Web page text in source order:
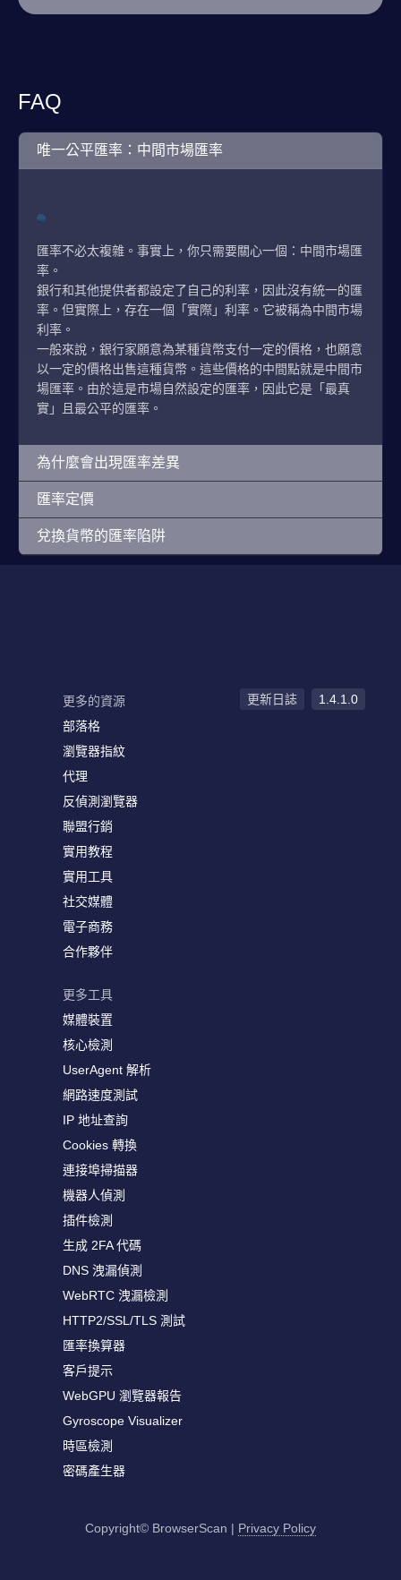
FAQ
唯一公平匯率：中間市場匯率
匯率不必太複雜。事實上，你只需要關心一個：中間市場匯
率。
銀行和其他提供者都設定了自己的利率，因此沒有統一的匯
率。但實際上，存在一個「實際」利率。它被稱為中間市場
利率。
一般來說，銀行家願意為某種貨幣支付一定的價格，也願意
以一定的價格出售這種貨幣。這些價格的中間點就是中間市
場匯率。由於這是市場自然設定的匯率，因此它是「最真
實」且最公平的匯率。
為什麼會出現匯率差異
匯率定價
兌換貨幣的匯率陷阱
更多的資源
部落格
瀏覽器指紋
代理
反偵測瀏覽器
聯盟行銷
實用教程
實用工具
社交媒體
電子商務
合作夥伴
更多工具
媒體裝置
核心檢測
UserAgent 解析
網路速度測試
IP 地址查詢
Cookies 轉換
連接埠掃描器
機器人偵測
插件檢測
生成 2FA 代碼
DNS 洩漏偵測
WebRTC 洩漏檢測
HTTP2/SSL/TLS 測試
匯率換算器
客戶提示
WebGPU 瀏覽器報告
Gyroscope Visualizer
時區檢測
密碼產生器
更新日誌 1.4.1.0
Copyright© BrowserScan | Privacy Policy